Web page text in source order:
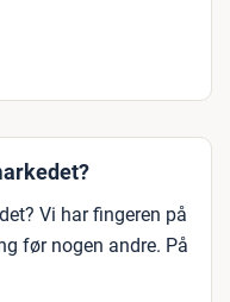
Vi har fingeren på
før nogen andre. På